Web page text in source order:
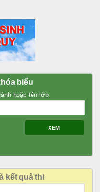
biểu
hoặc tên lớp
XEM
kết quả thi